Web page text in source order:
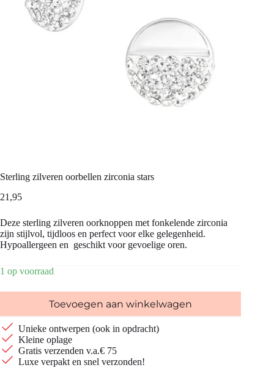
Sterling zilveren oorbellen zirconia stars
21,95
Deze sterling zilveren oorknoppen met fonkelende zirconia
zijn stijlvol, tijdloos en perfect voor elke gelegenheid.
Hypoallergeen en geschikt voor gevoelige oren.
1 op voorraad
Toevoegen aan winkelwagen
Unieke ontwerpen (ook in opdracht)
Kleine oplage
Gratis verzenden v.a.€ 75
Luxe verpakt en snel verzonden!